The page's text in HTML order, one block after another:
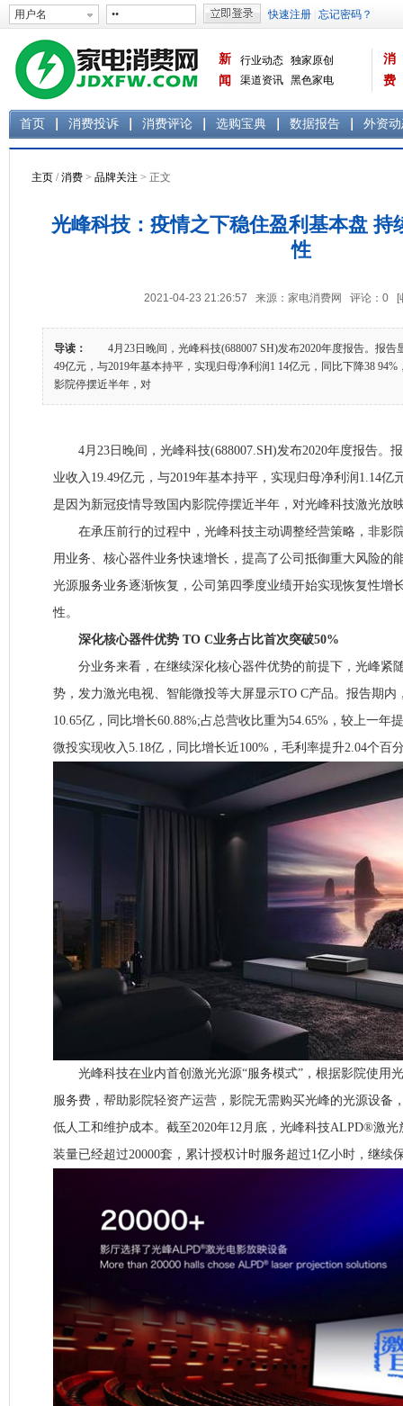
新
闻
行业动态 独家原创
渠道资讯 黑色家电
消
费
首页 消费投诉 消费评论 选购宝典 数据报告 外资
主页 /消费 > 品牌关注 > 正文
光峰科技：疫情之下稳住盈利基本盘 持
性
2021-04-23 21:26:57 来源：家电消费网 评论： 0 [
导读：
4月23日晚间，光峰科技(688007 SH)发布2020年度报告。报告
49亿元，与2019年基本持平，实现归母净利润1 14亿元，同比下降38
影院停摆近半年，对
4月23日晚间，光峰科技(688007.SH)发布2020年度报告。
业收入19.49亿元，与2019年基本持平，实现归母净利润1.14亿
是因为新冠疫情导致国内影院停摆近半年，对光峰科技激光放
在承压前行的过程中，光峰科技主动调整经营策略，非影
用业务、核心器件业务快速增长，提高了公司抵御重大风险的
光源服务业务逐渐恢复，公司第四季度业绩开始实现恢复性增
性。
深化核心器件优势 TO C业务占比首次突破50%
分业务来看，在继续深化核心器件优势的前提下，光峰紧
势，发力激光电视、智能微投等大屏显示TO C产品。报告期内
10.65亿，同比增长60.88%;占总营收比重为54.65%，较上一年
微投实现收入5.18亿，同比增长近100%，毛利率提升2.04个百
光峰科技在业内首创激光光源“服务模式”，根据影院使用
服务费，帮助影院轻资产运营，影院无需购买光峰的光源设备
低人工和维护成本。截至2020年12月底，光峰科技ALPD®激
装量已经超过20000套，累计授权计时服务超过1亿小时，继续